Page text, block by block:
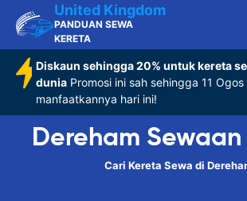
United Kingdom
PANDUAN SEWA
KERETA
Diskaun sehingga 20% untuk kereta
dunia Promosi ini sah sehingga 11
manfaatkannya hari ini!
Dereham
Cari Kereta Sewa di